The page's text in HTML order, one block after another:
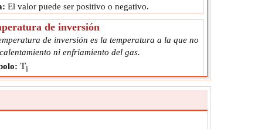
El valor puede ser positivo o negativo.
de inversión
de inversión es la temperatura a la que no
ni enfriamiento del gas.
Ti
La temperatura
El valor puede ser positivo o negativo.